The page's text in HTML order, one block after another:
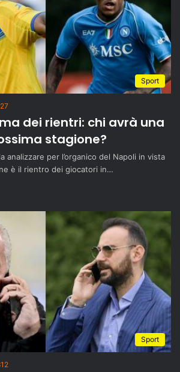
Sport
dei rientri: chi avrà una
stagione?
analizzare per l’organico del Napoli in vista
è il rientro dei giocatori in…
Sport